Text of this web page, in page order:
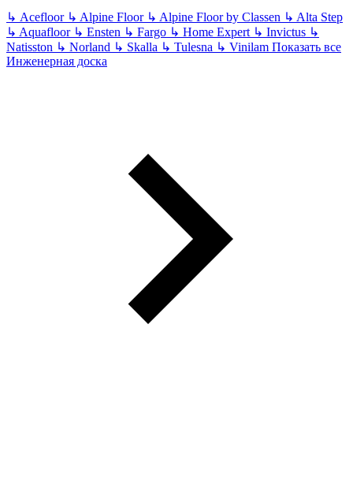
↳ Acefloor ↳ Alpine Floor ↳ Alpine Floor by Classen ↳ Alta Step
↳ Aquafloor ↳ Ensten ↳ Fargo ↳ Home Expert ↳ Invictus ↳
Natisston ↳ Norland ↳ Skalla ↳ Tulesna ↳ Vinilam Показать все
Инженерная доска